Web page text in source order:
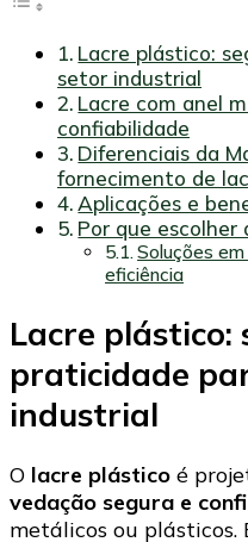
Lacre plástico:
setor industrial
Lacre com anel
confiabilidade
Diferenciais da
fornecimento de
Aplicações e
Por que escolher
Soluções
eficiência
Lacre plástico:
praticidade
industrial
O lacre plástico é
vedação segura e
metálicos ou plásticos.